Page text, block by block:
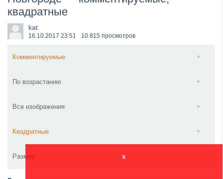
​Anthrax выпустили новый сингл и клип «Everybod...
квадратные
kat
16.10.2017 23:51 10 815 просмотров
Комментируемые
По возрастанию
Все изображения
Квадратные
Размер x